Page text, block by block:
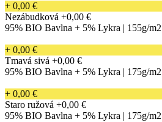
+ 0,00 €
Nezábudková +0,00 €
95% BIO Bavlna + 5% Lykra | 155g/m2
+ 0,00 €
Tmavá sivá +0,00 €
95% BIO Bavlna + 5% Lykra | 175g/m2
+ 0,00 €
Staro ružová +0,00 €
95% BIO Bavlna + 5% Lykra | 175g/m2